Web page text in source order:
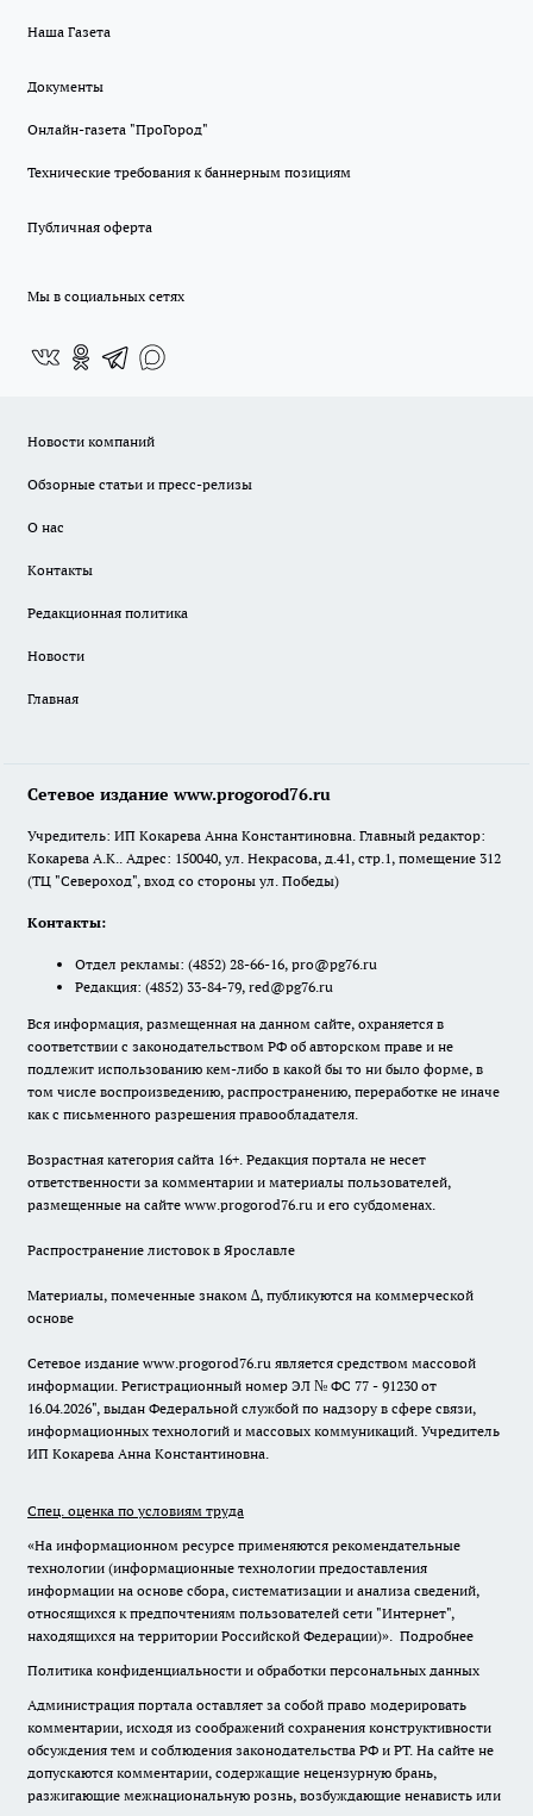
Наша Газета
Документы
Онлайн-газета "ПроГород"
Технические требования к баннерным позициям
Публичная оферта
Мы в социальных сетях
Новости компаний
Обзорные статьи и пресс-релизы
О нас
Контакты
Редакционная политика
Новости
Главная
Сетевое издание www.progorod76.ru
Учредитель: ИП Кокарева Анна Константиновна. Главный редактор:
Кокарева А.К.. Адрес: 150040, ул. Некрасова, д.41, стр.1, помещение 312
(ТЦ "Североход", вход со стороны ул. Победы)
Контакты:
Отдел рекламы: (4852) 28-66-16, pro@pg76.ru
Редакция: (4852) 33-84-79, red@pg76.ru
Вся информация, размещенная на данном сайте, охраняется в
соответствии с законодательством РФ об авторском праве и не
подлежит использованию кем-либо в какой бы то ни было форме, в
том числе воспроизведению, распространению, переработке не иначе
как с письменного разрешения правообладателя.
Возрастная категория сайта 16+. Редакция портала не несет
ответственности за комментарии и материалы пользователей,
размещенные на сайте www.progorod76.ru и его субдоменах.
Распространение листовок в Ярославле
Материалы, помеченные знаком ∆, публикуются на коммерческой
основе
Сетевое издание www.progorod76.ru является средством массовой
информации. Регистрационный номер ЭЛ № ФС 77 - 91230 от
16.04.2026", выдан Федеральной службой по надзору в сфере связи,
информационных технологий и массовых коммуникаций. Учредитель
ИП Кокарева Анна Константиновна.
Спец. оценка по условиям труда
«На информационном ресурсе применяются рекомендательные
технологии (информационные технологии предоставления
информации на основе сбора, систематизации и анализа сведений,
относящихся к предпочтениям пользователей сети "Интернет",
находящихся на территории Российской Федерации)». Подробнее
Политика конфиденциальности и обработки персональных данных
Администрация портала оставляет за собой право модерировать
комментарии, исходя из соображений сохранения конструктивности
обсуждения тем и соблюдения законодательства РФ и РТ. На сайте не
допускаются комментарии, содержащие нецензурную брань,
разжигающие межнациональную рознь, возбуждающие ненависть или